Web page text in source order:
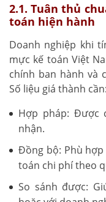
2.1. Tuân thủ
toán hiện hành
Doanh nghiệp khi
mực kế toán Việt
chính ban hành và
Số liệu giá thành cần:
Hợp pháp: Được
nhận.
Đồng bộ: Phù
toán chi phí theo
So sánh được: